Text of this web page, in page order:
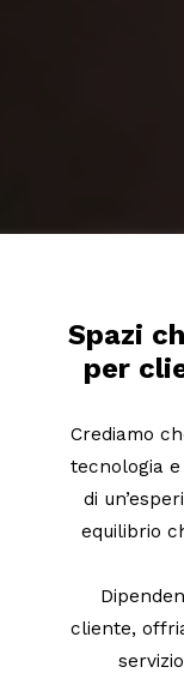
Spazi
per
Crediamo
tecnologia
di
equilibrio
cliente,